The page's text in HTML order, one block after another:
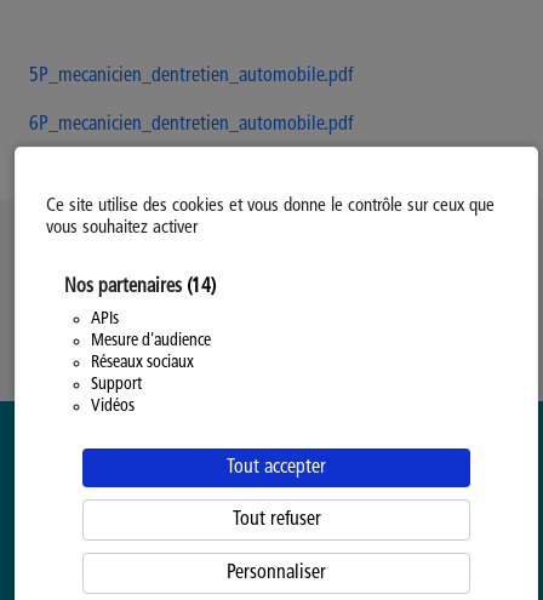
Ce site utilise des cookies et vous donne le contrôle sur ceux que
vous souhaitez activer
Nos partenaires (14)
APIs
Mesure d'audience
Réseaux sociaux
Support
Vidéos
Tout accepter
Tout refuser
Personnaliser
5P_mecanicien_dentretien_automobile.pdf
6P_mecanicien_dentretien_automobile.pdf
Modifiez votre consentement
Politique Générale de Confidentialité